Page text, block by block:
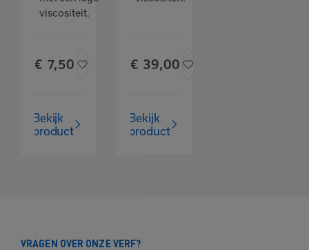
viscositeit.
€ 7,50
Bekijk
product
€ 39,00
Bekijk
product
VRAGEN OVER ONZE VERF?